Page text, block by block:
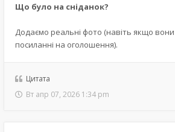
Що було на сніданок?
Додаємо реальні фото (навіть якщо вони
посиланні на оголошення).
Цитата
Вт апр 07, 2026 1:34 pm